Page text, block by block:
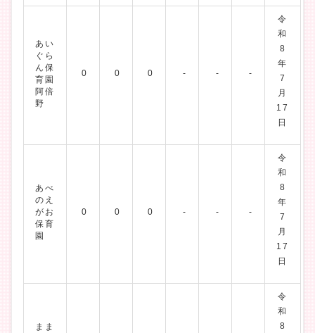
あい
ぐら
ん保
育園
阿倍
野
0 0 0 - - -
令
和
8
年
7
月
17
日
あべ
のえ
がお
保育
園
0 0 0 - - -
令
和
8
年
7
月
17
日
まま
令
和
8